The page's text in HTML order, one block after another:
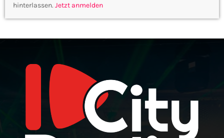
hinterlassen. Jetzt anmelden